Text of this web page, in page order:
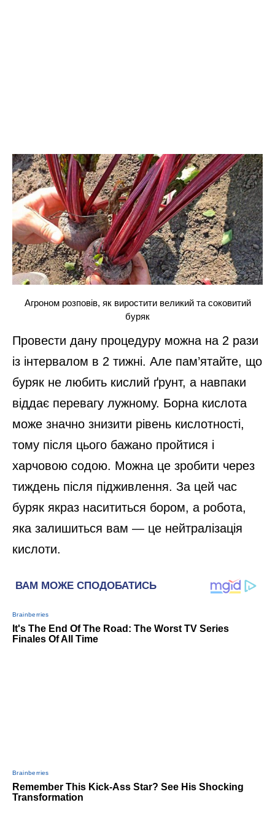
Агроном розповів, як виростити великий та соковитий
буряк
Провести дану процедуру можна на 2 рази
із інтервалом в 2 тижні. Але пам’ятайте, що
буряк не любить кислий ґрунт, а навпаки
віддає перевагу лужному. Борна кислота
може значно знизити рівень кислотності,
тому після цього бажано пройтися і
харчовою содою. Можна це зробити через
тиждень після підживлення. За цей час
буряк якраз насититься бором, а робота,
яка залишиться вам — це нейтралізація
кислоти.